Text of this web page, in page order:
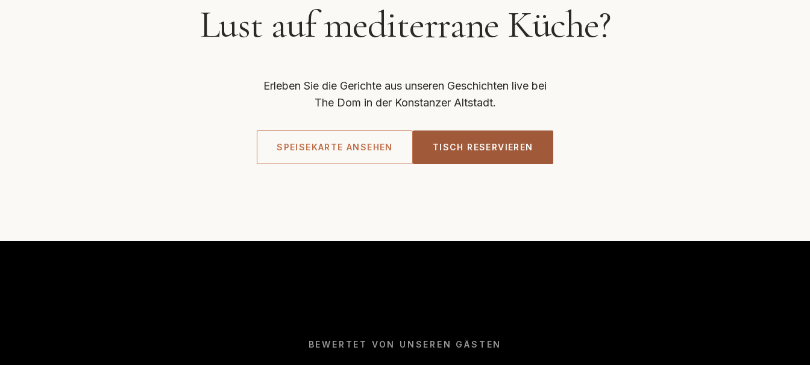
Lust auf mediterrane Küche?
Erleben Sie die Gerichte aus unseren Geschichten live bei
The Dom in der Konstanzer Altstadt.
SPEISEKARTE ANSEHEN TISCH RESERVIEREN
BEWERTET VON UNSEREN GÄSTEN